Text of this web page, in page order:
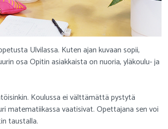
Ulvilassa. Kuten ajan kuvaan sopii,
osa Opitin asiakkaista on nuoria, yläkoulu- ja
Koulussa ei välttämättä pystytä
matematiikassa vaatisivat. Opettajana sen voi
taustalla.